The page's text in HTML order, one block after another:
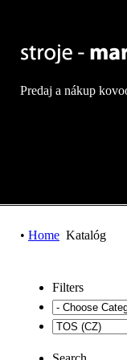
Predaj a nákup
• Home Katalóg
Filters